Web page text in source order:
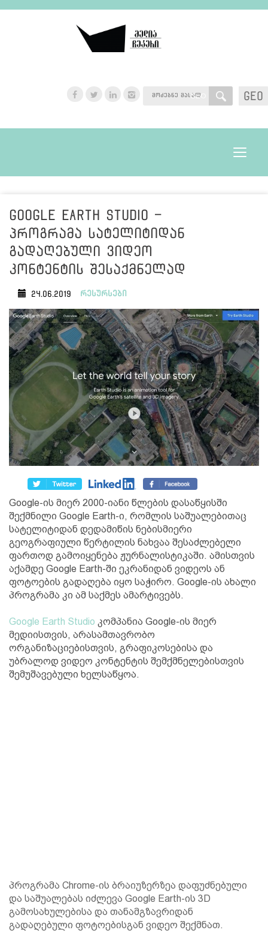
GEO
GEO
Toggle
Google Earth Studio -
პროგრამა სატელიტიდან
გადაღებული ვიდეო
კონტენტის შესაქმნელად
24.06.2019 რესურსები
Google-ის მიერ 2000-იანი წლების დასაწყისში
შექმნილი Google Earth-ი, რომლის საშუალებითაც
სატელიტიდან დედამიწის ნებისმიერი
გეოგრაფიული წერტილის ნახვაა შესაძლებელი
ფართოდ გამოიყენება ჟურნალისტიკაში. ამისთვის
აქამდე Google Earth-ში ეკრანიდან ვიდეოს ან
ფოტოების გადაღება იყო საჭირო. Google-ის ახალი
პროგრამა კი ამ საქმეს ამარტივებს.
Google Earth Studio კომპანია Google-ის მიერ
მედიისთვის, არასამთავრობო
ორგანიზაციებისთვის, გრაფიკოსებისა და
უბრალოდ ვიდეო კონტენტის შემქმნელებისთვის
შემუშავებული ხელსაწყოა.
პროგრამა Chrome-ის ბრაიუზერზეა დაფუძნებული
და საშუალებას იძლევა Google Earth-ის 3D
გამოსახულებისა და თანამგზავრიდან
გადაღებული ფოტოებისგან ვიდეო შექმნათ.